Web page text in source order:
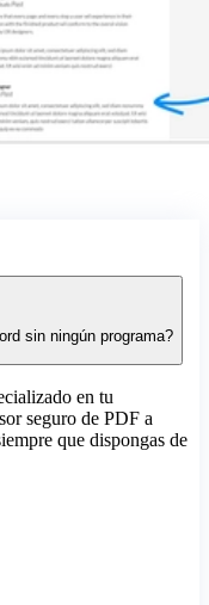
sin ningún programa?
en tu
seguro de PDF a
que dispongas de